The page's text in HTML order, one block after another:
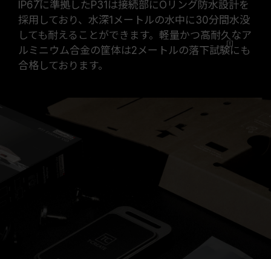
IP67に準拠したP31は接続部にOリング防水設計を
採用しており、水深1メートルの水中に30分間水没
しても耐えることができます。軽量かつ高耐久なア
ルミニウム合金の筐体は2メートルの落下試験にも
合格しております。